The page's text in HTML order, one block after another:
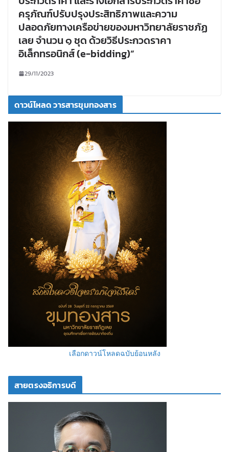
ครุภัณฑ์ปรับปรุงประสิทธิภาพและความ
ปลอดภัยทางเครือข่ายของมหาวิทยาลัยราชภัฏ
เลย จำนวน ๑ ชุด ด้วยวิธีประกวดราคา
อิเล็กทรอนิกส์ (e-bidding)”
29/11/2023
ดาวน์โหลด วารสารขุมทองสาร
เลือกดาวน์โหลดฉบับย้อนหลัง
สายตรงอธิการบดี